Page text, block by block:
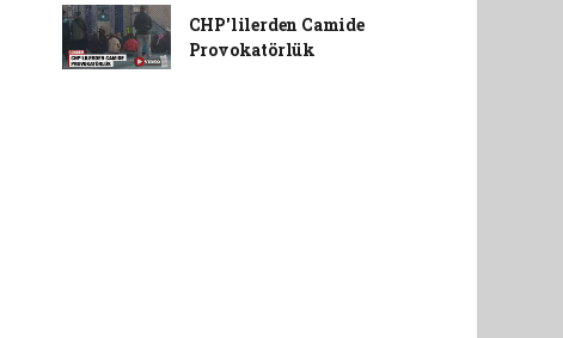
CHP'lilerden Camide
Provokatörlük